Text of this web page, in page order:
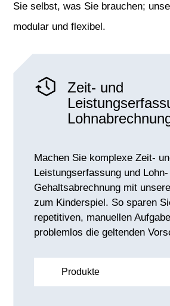
Sie selbst, was Sie brauchen;
modular und flexibel.
Zeit- und
Machen Sie komplexe Zeit-
Leistungserfassung und Lohn-
Gehaltsabrechnung mit
zum Kinderspiel. So sparen
repetitiven, manuellen
problemlos die geltenden
Produkte